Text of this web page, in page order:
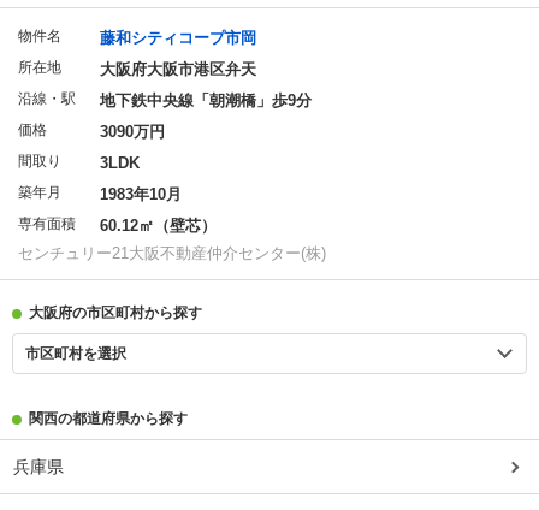
物件名 藤和シティコープ市岡
所在地 大阪府大阪市港区弁天
沿線・駅 地下鉄中央線「朝潮橋」歩9分
価格 3090万円
間取り 3LDK
築年月 1983年10月
専有面積
60.12㎡（壁芯）
センチュリー21大阪不動産仲介センター(株)
大阪府の市区町村から探す
市区町村を選択
関西の都道府県から探す
兵庫県